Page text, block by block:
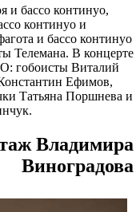
и бассо континуо,
континуо и
и бассо континуо
Телемана. В концерте
гобоисты Виталий
Ефимов,
Татьяна Поршнева и
Владимира
Виноградова